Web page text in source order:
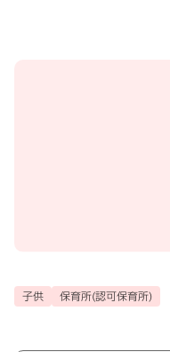
子供 保育所(認可保育所)